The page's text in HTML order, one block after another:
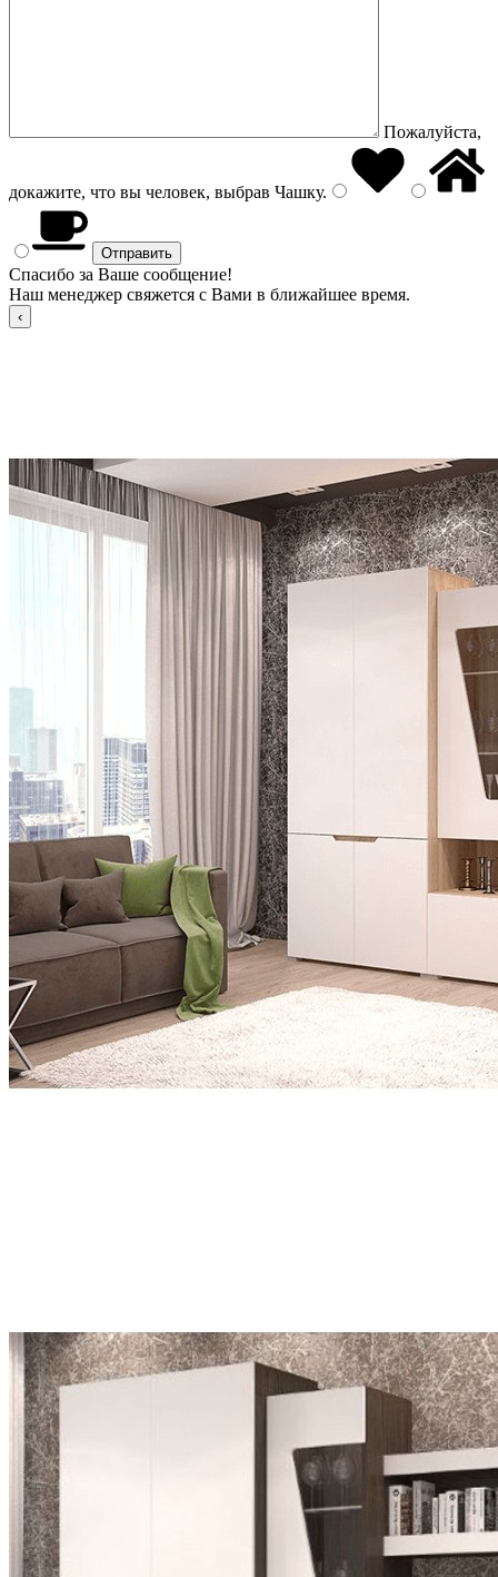
Пожалуйста,
докажите, что вы человек, выбрав Чашку.
Спасибо за Ваше сообщение!
Наш менеджер свяжется с Вами в ближайшее время.